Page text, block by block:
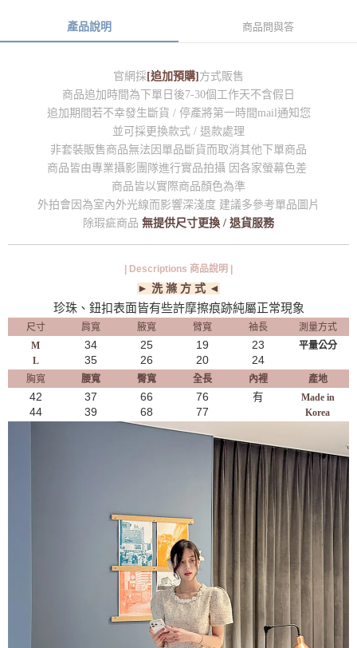
產品說明 商品問與答
官網採[追加預購]方式販售
商品追加時間為下單日後7-30個工作天不含假日
追加期間若不幸發生斷貨 / 停產將第一時間mail通知您
並可採更換款式 / 退款處理
非套裝販售商品無法因單品斷貨而取消其他下單商品
商品皆由專業攝影團隊進行實品拍攝 因各家螢幕色差
商品皆以實際商品顏色為準
外拍會因為室內外光線而影響深淺度 建議多參考單品圖片
除瑕疵商品 無提供尺寸更換 / 退貨服務
| Descriptions 商品說明 |
► 洗 滌 方 式 ◄
珍珠、鈕扣表面皆有些許摩擦痕跡純屬正常現象
尺寸 肩寬 腋寬 臂寬 袖長
測量方式
M
L
34
35
25
26
19
20
23
24
平量公分
胸寬 腰寬 臀寬 全長 內裡 產地
42
44
37
39
66
68
76
77
有
Made in
Korea